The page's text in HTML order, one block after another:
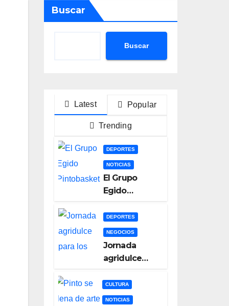
Buscar
Buscar
Latest Popular
Trending
DEPORTES
NOTICIAS
El Grupo
Egido
se juega la
permanencia
este sábado
en el
Asturias
DEPORTES
NEGOCIOS
Jornada
agridulce
equipos
pinteños en
CULTURA
NOTICIAS